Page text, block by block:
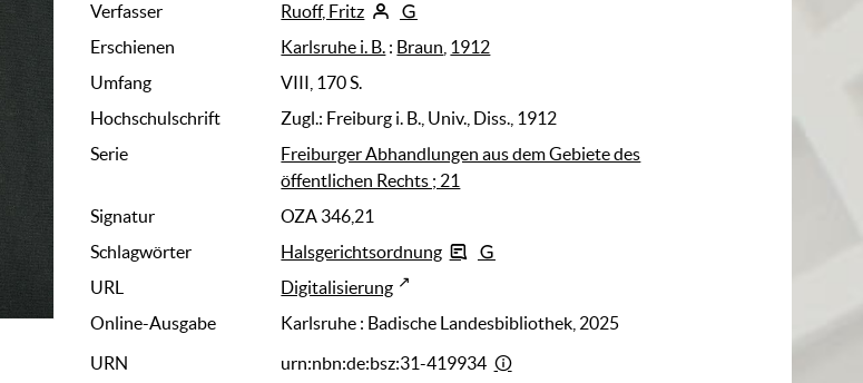
Verfasser
Ruoff, Fritz
Erschienen
Karlsruhe i. B. : Braun 1912
Umfang
VIII, 170 S.
Hochschulschrift
Zugl.: Freiburg i. B., Univ., Diss., 1912
Serie
Freiburger Abhandlungen aus dem Gebiete des
öffentlichen Rechts ; 21
Signatur
OZA 346,21
Schlagwörter
Halsgerichtsordnung
URL
Digitalisierung
Online-Ausgabe
Karlsruhe : Badische Landesbibliothek, 2025
URN
urn:nbn:de:bsz:31-419934